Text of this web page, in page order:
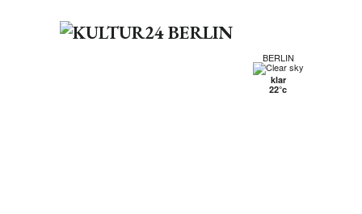
BERLIN
klar
22°c